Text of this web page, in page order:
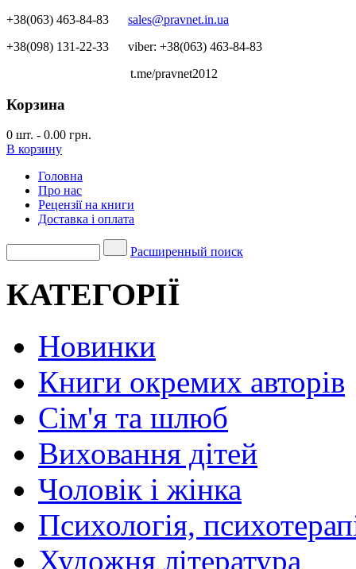
+38(063) 463-84-83 sales@pravnet.in.ua
+38(098) 131-22-33 viber: +38(063) 463-84-83
t.me/pravnet2012
Корзина
0 шт. - 0.00 грн.
В корзину
Головна
Про нас
Рецензії на книги
Доставка і оплата
Расширенный поиск
КАТЕГОРІЇ
Новинки
Книги окремих авторів
Сім'я та шлюб
Виховання дітей
Чоловік і жінка
Психологія,
Художня література